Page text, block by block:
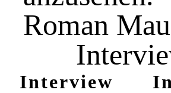
Roman
Interview